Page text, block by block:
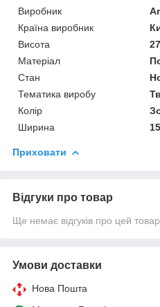
Виробник
Країна виробник
Висота
Матеріал
Стан
Тематика виробу
Колір
Ширина
Приховати
Відгуки про товар
Ще немає відгуків про цей товар
Умови доставки
Нова Пошта